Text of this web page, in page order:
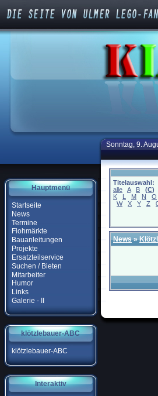
Hauptmenü
Startseite
News
Termine
Flohmärkte
Bauanleitungen
Projekte
Ersatzteilservice
Suchen / Bieten
Mitarbeiter
Humor
Links
Galerie - II
klötzlebauer-ABC
klötzlebauer-ABC
Interaktiv
Sonntag, 9.
Titelauswahl:
alle
A B (C)
K
L M N O
W
X Y Z
News»